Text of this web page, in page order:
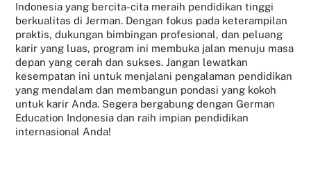
Indonesia yang bercita-cita meraih pendidikan tinggi
berkualitas di Jerman. Dengan fokus pada keterampilan
praktis, dukungan bimbingan profesional, dan peluang
karir yang luas, program ini membuka jalan menuju masa
depan yang cerah dan sukses. Jangan lewatkan
kesempatan ini untuk menjalani pengalaman pendidikan
yang mendalam dan membangun pondasi yang kokoh
untuk karir Anda. Segera bergabung dengan German
Education Indonesia dan raih impian pendidikan
internasional Anda!